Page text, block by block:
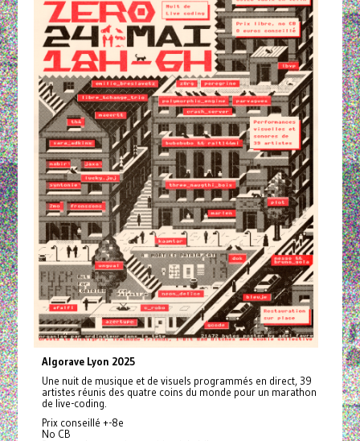
Algorave Lyon 2025
Une nuit de musique et de visuels programmés en direct, 39
artistes réunis des quatre coins du monde pour un marathon
de live-coding.
Prix conseillé +-8e
No CB